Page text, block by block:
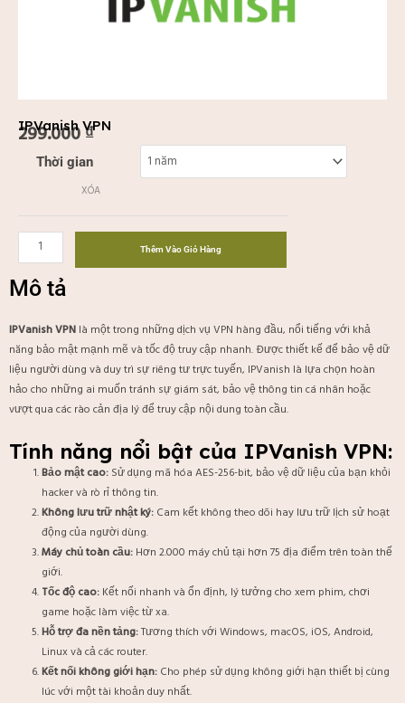
IPVanish VPN
299.000₫
Thời gian
XÓA
IPVanish
Thêm Vào Giỏ Hàng
Mô tả
IPVanish VPN là một trong những dịch vụ VPN hàng đầu, nổi tiếng với khả
năng bảo mật mạnh mẽ và tốc độ truy cập nhanh. Được thiết kế để bảo vệ dữ
liệu người dùng và duy trì sự riêng tư trực tuyến, IPVanish là lựa chọn hoàn
hảo cho những ai muốn tránh sự giám sát, bảo vệ thông tin cá nhân hoặc
vượt qua các rào cản địa lý để truy cập nội dung toàn cầu.
Tính năng nổi bật của IPVanish VPN:
Bảo mật cao: Sử dụng mã hóa AES-256-bit, bảo vệ dữ liệu của bạn khỏi
hacker và rò rỉ thông tin.
Không lưu trữ nhật ký: Cam kết không theo dõi hay lưu trữ lịch sử hoạt
động của người dùng.
Máy chủ toàn cầu: Hơn 2.000 máy chủ tại hơn 75 địa điểm trên toàn thế
giới.
Tốc độ cao: Kết nối nhanh và ổn định, lý tưởng cho xem phim, chơi
game hoặc làm việc từ xa.
Hỗ trợ đa nền tảng:Tương thích với Windows, macOS, iOS, Android,
Linux và cả các router.
Kết nối không giới hạn: Cho phép sử dụng không giới hạn thiết bị cùng
lúc với một tài khoản duy nhất.